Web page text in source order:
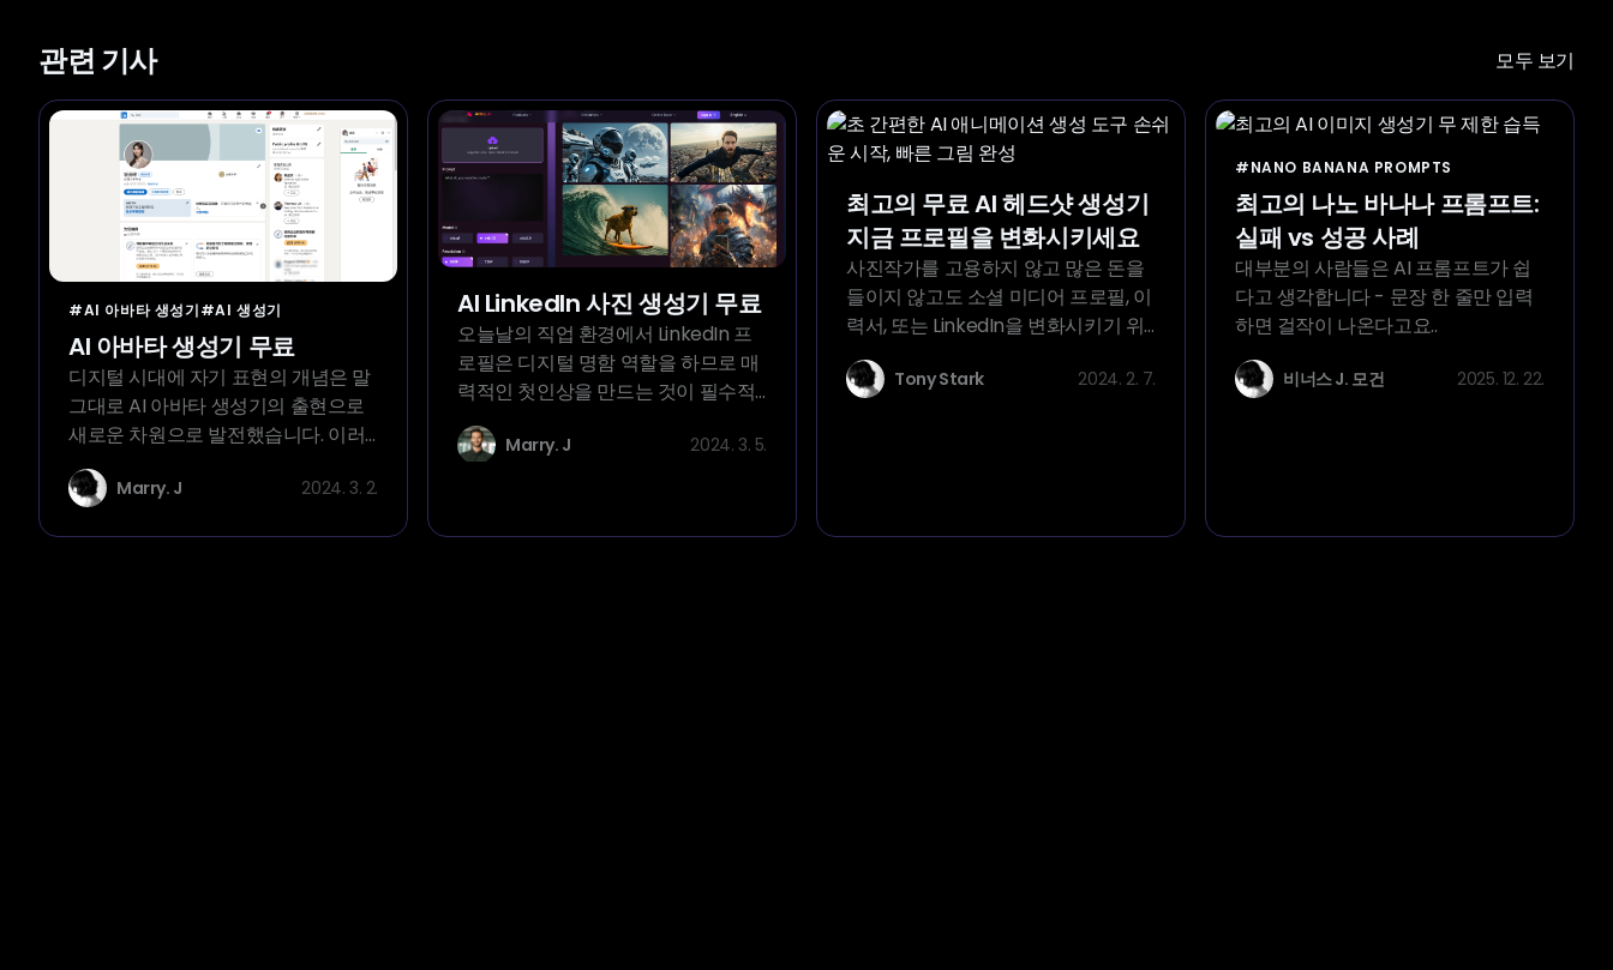
관련 기사 모두 보기
#AI 아바타 생성기#AI 생성기
AI 아바타 생성기 무료
디지털 시대에 자기 표현의 개념은 말
그대로 AI 아바타 생성기의 출현으로
새로운 차원으로 발전했습니다. 이러
한 혁신적인 도구는 인공 지능의 힘을
활용하여 평범한 사진을 매력적인 아
Marry. J 2024. 3. 2.
AI LinkedIn 사진 생성기 무료
오늘날의 직업 환경에서 LinkedIn 프
로필은 디지털 명함 역할을 하므로 매
력적인 첫인상을 만드는 것이 필수적
입니다. 프로필의 매력에 큰 영향을 미
치는 핵심 요소 중 하나는 프로필 사진
필 사진을 만드는 것이 그 어느 때보다
Marry. J 2024. 3. 5.
최고의 무료 AI 헤드샷 생성기
지금 프로필을 변화시키세요
사진작가를 고용하지 않고 많은 돈을
들이지 않고도 소셜 미디어 프로필, 이
력서, 또는 LinkedIn을 변화시키기 위
해 최고의 무료 AI 헤드샷 생성기를 사
용합니다.Tony Stark 2024. 2. 7.
#NANO BANANA PROMPTS
최고의 나노 바나나 프롬프트:
실패 vs 성공 사례
대부분의 사람들은 AI 프롬프트가 쉽
다고 생각합니다 - 문장 한 줄만 입력
하면 걸작이 나온다고요..
비너스 J. 모건 2025. 12. 22.